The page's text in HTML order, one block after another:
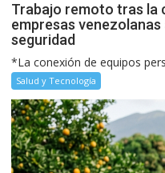
Trabajo remoto tras la
empresas
seguridad
*La conexión de equipos
Salud y Tecnología